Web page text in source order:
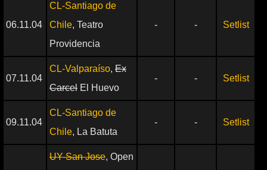
06.11.04
CL-Santiago de
Chile, Teatro
Providencia
- - Setlist
07.11.04
CL-Valparaíso, Ex
Carcel El Huevo
- - Setlist
09.11.04
CL-Santiago de
Chile, La Batuta
- - Setlist
UY-San Jose, Open